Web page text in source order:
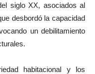
siglo XX, asociados al
desbordó la capacidad
un debilitamiento
habitacional y los